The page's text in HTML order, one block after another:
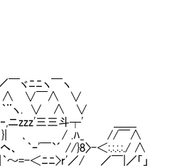
￣ヽ
∧ ∨
∨ ∧ ∨
三斗┬' ＿＿
∧ ま、割り切
}8〉-＜:.:.:.:./ ∧
／/ ／￣|／「」